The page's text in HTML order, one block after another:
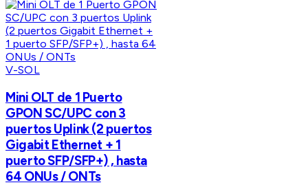
V-SOL
Mini OLT de 1 Puerto
GPON SC/UPC con 3
puertos Uplink (2 puertos
Gigabit Ethernet + 1
puerto SFP/SFP+) , hasta
64 ONUs / ONTs